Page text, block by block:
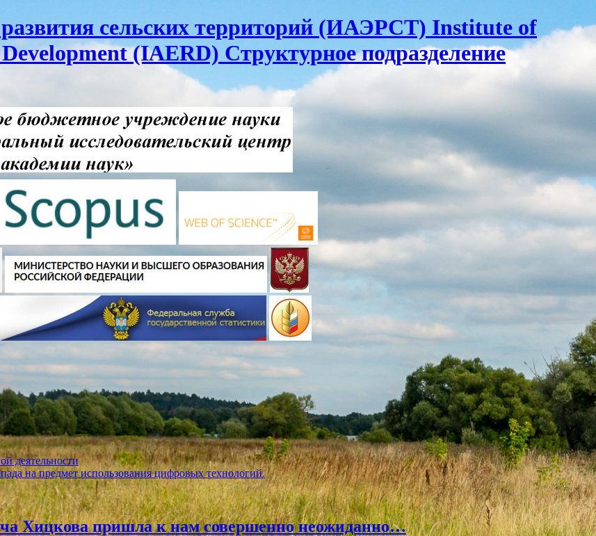
сельских территорий (ИАЭРСТ) Institute of
(IAERD) Структурное подразделение
деятельности
на предмет использования цифровых технологий.
Хицкова пришла к нам совершенно неожиданно…